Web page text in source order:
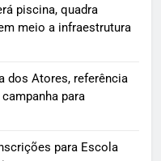
piscina, quadra
meio a infraestrutura
dos Atores, referência
para
para Escola